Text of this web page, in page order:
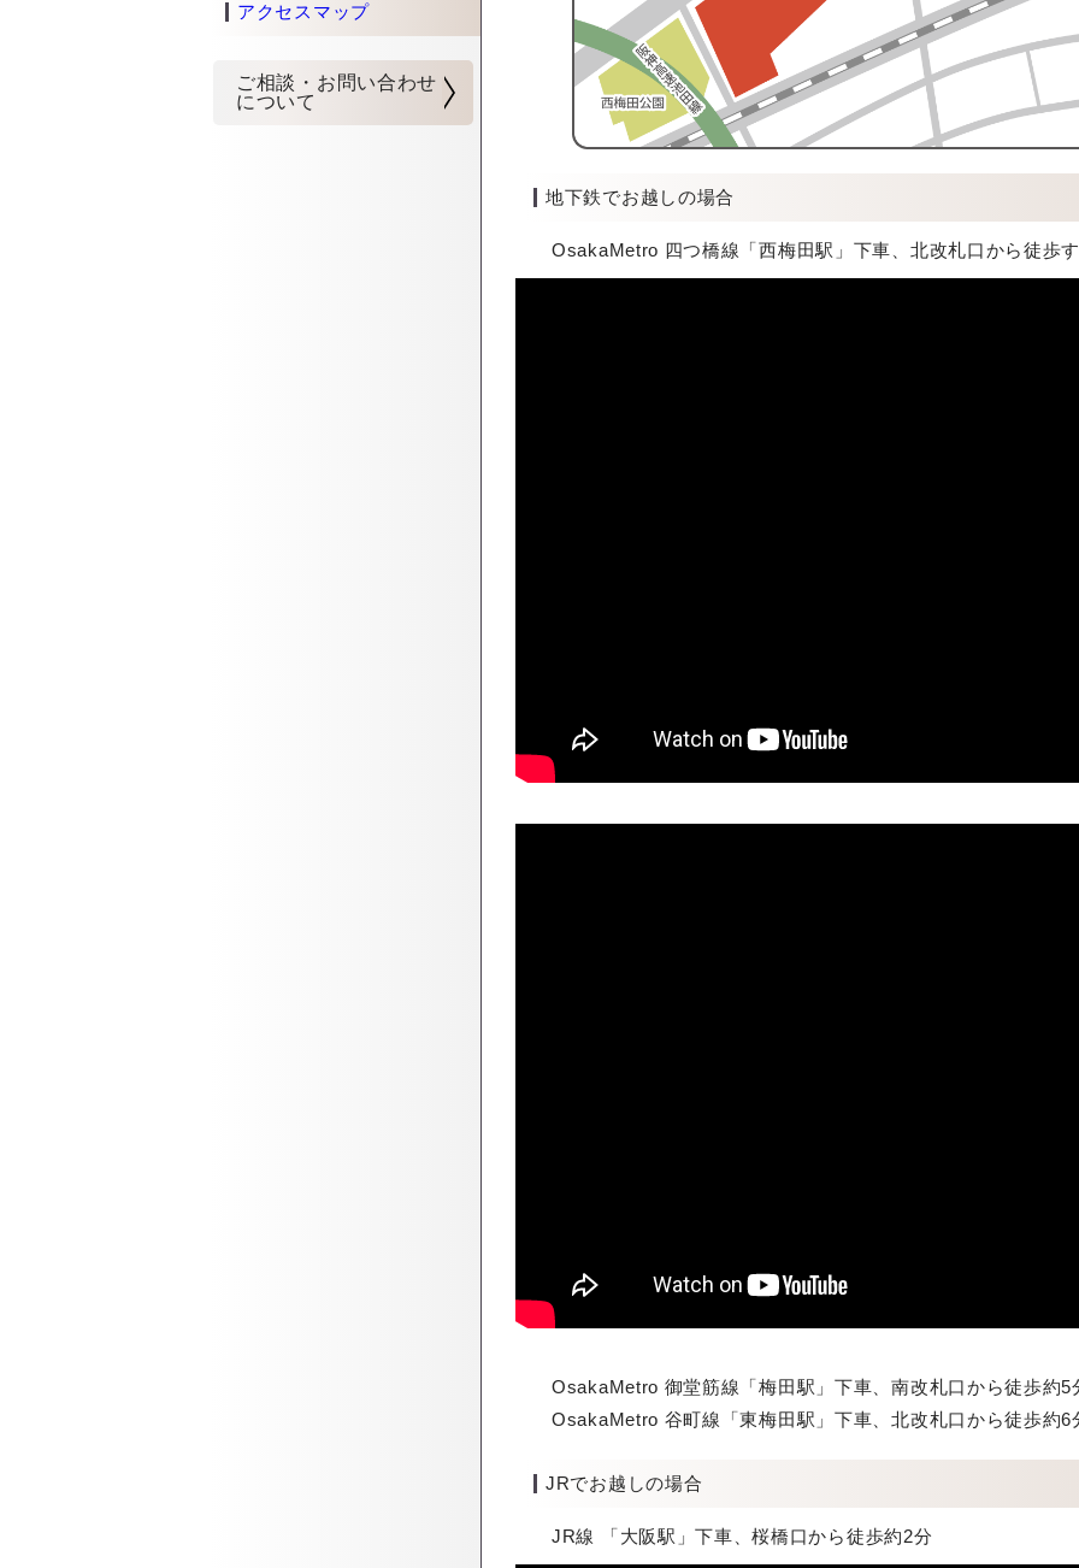
地下鉄でお越しの場合
OsakaMetro 四つ橋線「西梅田駅」下車、北改札口から徒歩
OsakaMetro 御堂筋線「梅田駅」下車、南改札口から徒歩約5
OsakaMetro 谷町線「東梅田駅」下車、北改札口から徒歩約6
JRでお越しの場合
JR線 「大阪駅」下車、桜橋口から徒歩約2分
アクセスマップ
ご相談・お問い合わせ
について